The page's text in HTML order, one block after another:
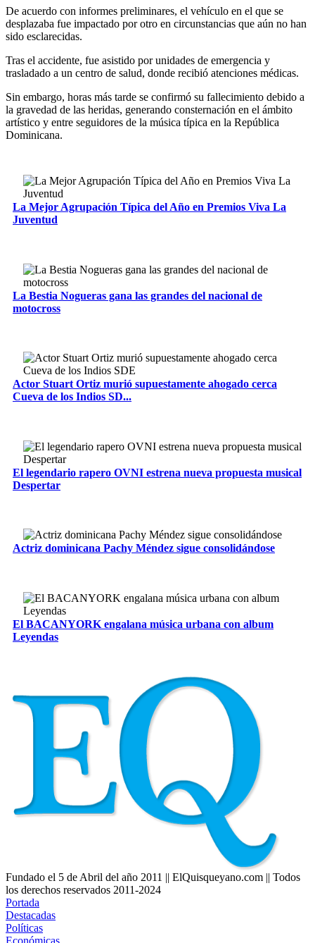
De acuerdo con informes preliminares, el vehículo en el que se
desplazaba fue impactado por otro en circunstancias que aún no han
sido esclarecidas.
Tras el accidente, fue asistido por unidades de emergencia y
trasladado a un centro de salud, donde recibió atenciones médicas.
Sin embargo, horas más tarde se confirmó su fallecimiento debido a
la gravedad de las heridas, generando consternación en el ámbito
artístico y entre seguidores de la música típica en la República
Dominicana.
La Mejor Agrupación Típica del Año en Premios Viva La
Juventud
La Bestia Nogueras gana las grandes del nacional de
motocross
Actor Stuart Ortiz murió supuestamente ahogado cerca
Cueva de los Indios SD...
El legendario rapero OVNI estrena nueva propuesta musical
Despertar
Actriz dominicana Pachy Méndez sigue consolidándose
El BACANYORK engalana música urbana con album
Leyendas
Fundado el 5 de Abril del año 2011 || ElQuisqueyano.com || Todos
los derechos reservados 2011-2024
Portada
Destacadas
Políticas
Económicas